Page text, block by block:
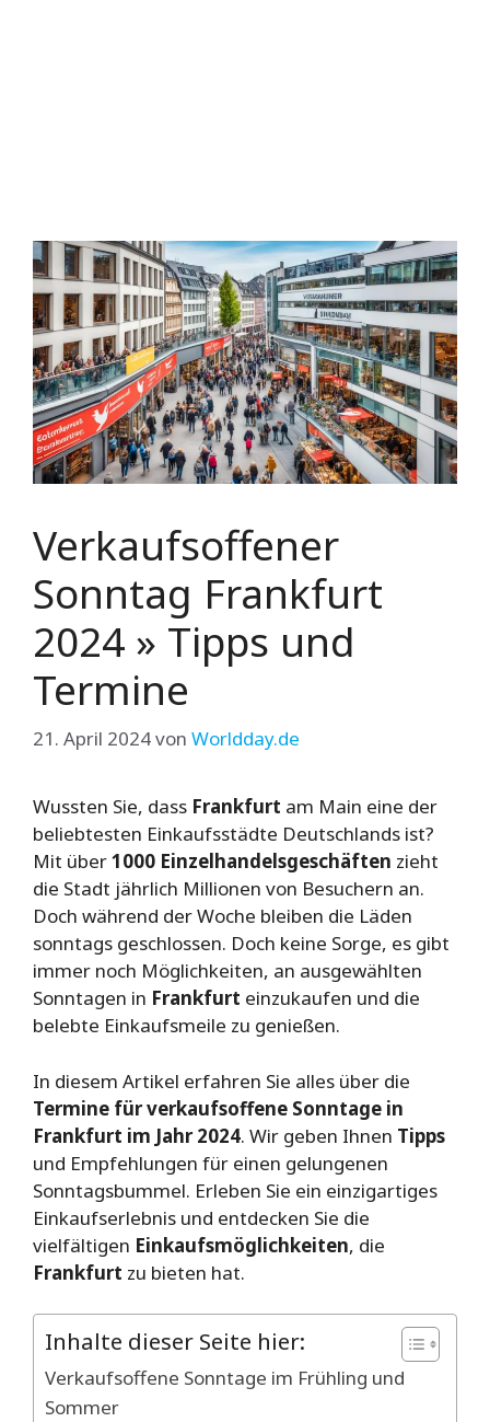
Verkaufsoffener
Sonntag Frankfurt
2024 » Tipps und
Termine
21. April 2024von Worldday.de
Wussten Sie, dass Frankfurt am Main eine der
beliebtesten Einkaufsstädte Deutschlands ist?
Mit über1000 Einzelhandelsgeschäften zieht
die Stadt jährlich Millionen von Besuchern an.
Doch während der Woche bleiben die Läden
sonntags geschlossen. Doch keine Sorge, es gibt
immer noch Möglichkeiten, an ausgewählten
Sonntagen in Frankfurt einzukaufen und die
belebte Einkaufsmeile zu genießen.
In diesem Artikel erfahren Sie alles über die
Termine für verkaufsoffene Sonntage in
Frankfurt im Jahr 2024. Wir geben Ihnen Tipps
und Empfehlungen für einen gelungenen
Sonntagsbummel. Erleben Sie ein einzigartiges
Einkaufserlebnis und entdecken Sie die
vielfältigen Einkaufsmöglichkeiten, die
Frankfurt zu bieten hat.
Inhalte dieser Seite hier:
Verkaufsoffene Sonntage im Frühling und
Sommer